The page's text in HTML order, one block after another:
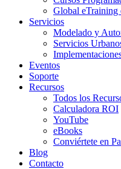
Global
Servicios
Modelado y
Servicios
Eventos
Soporte
Recursos
Todos los
Calculadora ROI
YouTube
eBooks
Conviértete en
Blog
Contacto